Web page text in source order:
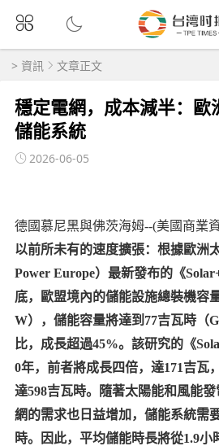
> 資訊 文章正文
穩定電網，成本減半：歐
儲能系統
2026-06-05
德國慕尼黑與佛茨海姆--(美國商業
以前所未有的速度擴張：根據歐洲
Power Europe）最新發布的《
底，歐盟境內的儲能設施總裝機容
W），儲能容量將達到77吉瓦時（
比，成長超過45%。該研究的《
0年，前者將成長四倍，達171吉瓦
達598吉瓦時。隨著太陽能和風能
網的需求也日益增加，儲能系統需
時。因此，平均儲能時長將從1.9小